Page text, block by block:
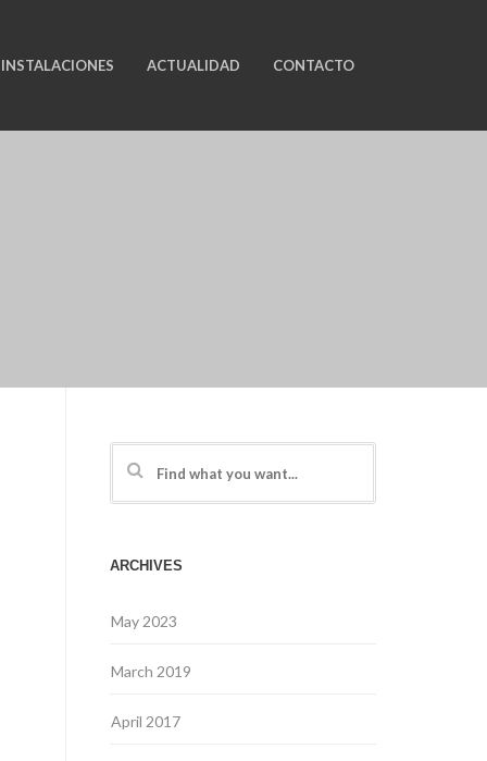
INSTALACIONES ACTUALIDAD CONTACTO
ARCHIVES
May 2023
March 2019
April 2017